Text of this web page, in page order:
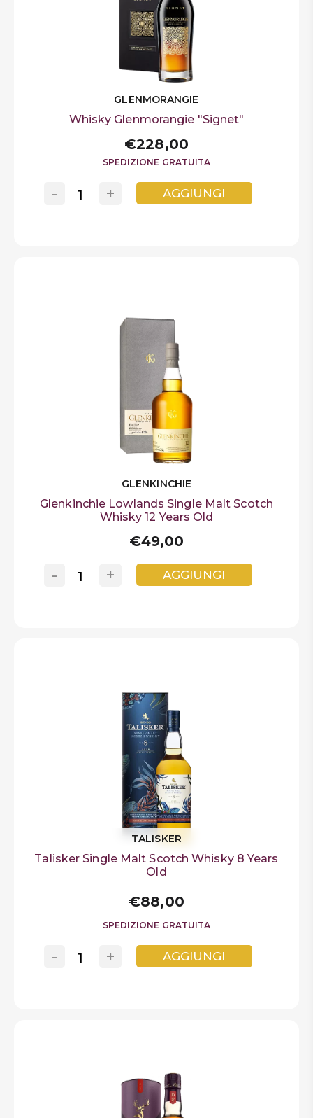
GLENMORANGIE
Whisky Glenmorangie "Signet"
€228,00
SPEDIZIONE GRATUITA
+
- AGGIUNGI
GLENKINCHIE
Glenkinchie Lowlands Single Malt Scotch
Whisky 12 Years Old
€49,00
+
- AGGIUNGI
TALISKER
Talisker Single Malt Scotch Whisky 8 Years
Old
€88,00
SPEDIZIONE GRATUITA
+
- AGGIUNGI